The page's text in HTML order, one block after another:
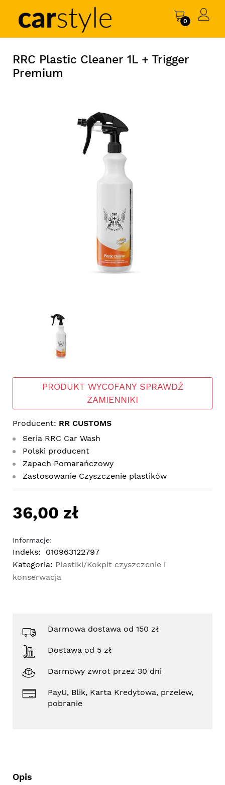
0
RRC Plastic Cleaner 1L + Trigger
Premium
PRODUKT WYCOFANY SPRAWDŹ
ZAMIENNIKI
Producent: RR CUSTOMS
Seria RRC Car Wash
Polski producent
Zapach Pomarańczowy
Zastosowanie Czyszczenie plastików
36,00 zł
Informacje:
Indeks:
010963122797
Kategoria: Plastiki/Kokpit czyszczenie i
konserwacja
Darmowa dostawa od 150 zł
Dostawa od 5 zł
Darmowy zwrot przez 30 dni
PayU, Blik, Karta Kredytowa, przelew,
pobranie
Opis